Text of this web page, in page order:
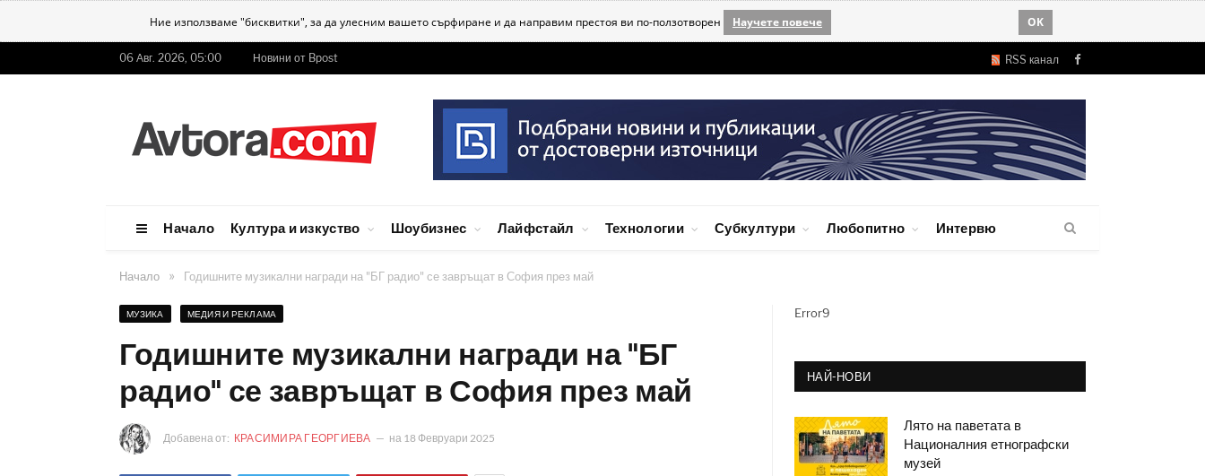
Ние използваме "бисквитки", за да улесним вашето сърфиране и да направим престоя ви по-ползотворен Научете повече OK
06 Авг. 2026, 05:00 Новини от Bpost RSS канал Facebook
Начало Култура и изкуство Шоубизнес Лайфстайл Технологии Субкултури Любопитно Интервю
Начало » Годишните музикални награди на "БГ радио" се завръщат в София през май
МУЗИКА МЕДИЯ И РЕКЛАМА
Годишните музикални награди на "БГ
радио" се завръщат в София през май
Добавена от: КРАСИМИРА ГЕОРГИЕВА на 18 Февруари 2025
Error9
НАЙ-НОВИ
Лято на паветата в
Националния етнографски
музей